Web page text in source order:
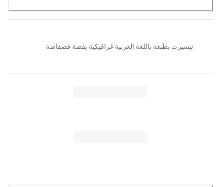
تيشيرت بطبعة باللغة العربية غرافيكية بقصة فضفاضة